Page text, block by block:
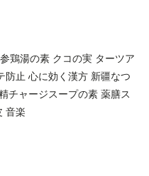
鶏湯の素 クコの実 ターツア
防止 心に効く漢方 新疆なつ
チャージスープの素 薬膳ス
音楽